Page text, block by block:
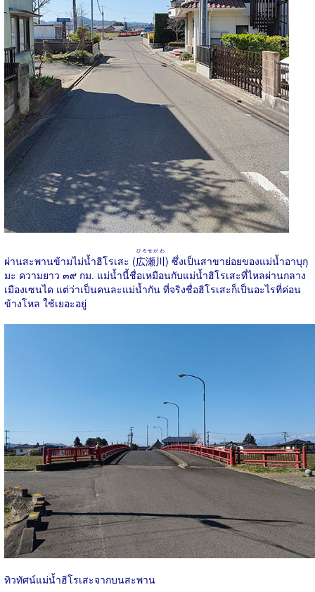
ผ่านสะพานข้ามไม่น้ำฮิโรเสะ (広瀬川
ひろせがわ
) ซึ่งเป็นสาขาย่อยของแม่น้ำอาบุกุ
มะ ความยาว ๓๙ กม. แม่น้ำนี้ชื่อเหมือนกับแม่น้ำฮิโรเสะที่ไหลผ่านกลาง
เมืองเซนได แต่ว่าเป็นคนละแม่น้ำกัน ที่จริงชื่อฮิโรเสะก็เป็นอะไรที่ค่อน
ข้างโหล ใช้เยอะอยู่
ทิวทัศน์แม่น้ำฮิโรเสะจากบนสะพาน